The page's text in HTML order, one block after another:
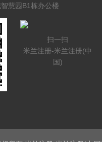
慧园B1栋办公楼
扫一扫
米兰注册-米兰注册(中
国)